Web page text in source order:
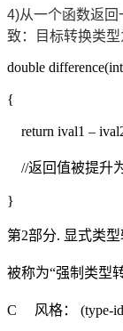
4)从一个函数返
致：目标转换类
double
{
return ival1 –
//返回值被提升
}
第2部分. 显式类
被称为“强制类型
C 风格： (type-